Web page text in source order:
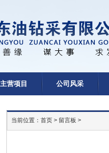
主营项目 公司风采
当前位置： 首页 > 留言板 >